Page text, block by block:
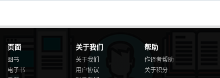
页面
图书
电子书
关于我们
关于我们
用户协议
帮助
作译者帮助
关于积分